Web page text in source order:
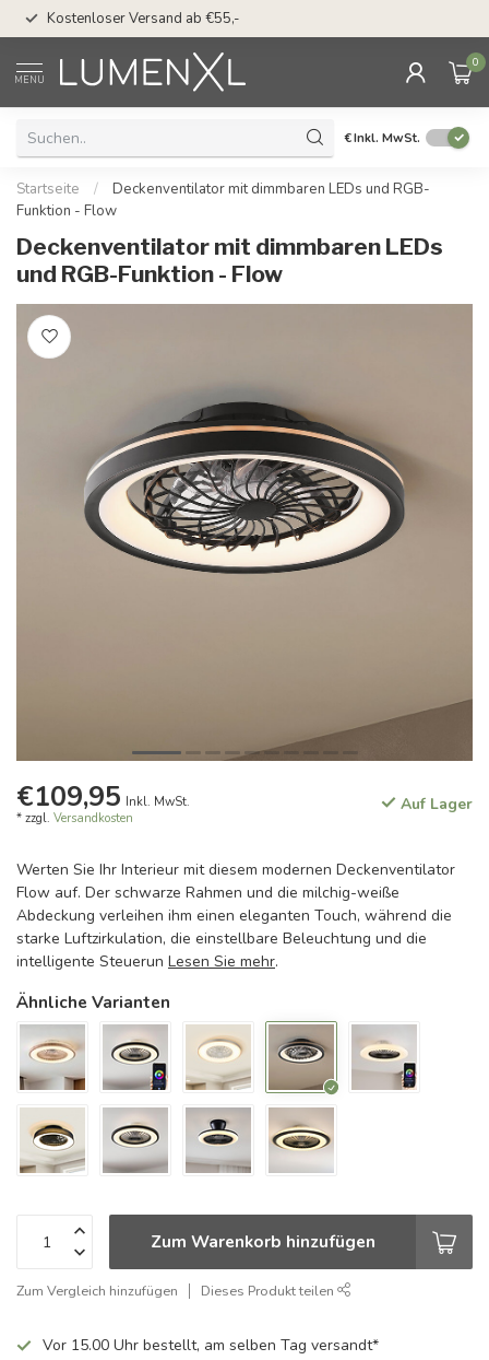
Kostenloser Versand ab €55,-
MENU
0
€Inkl. MwSt.
Startseite /
Deckenventilator mit dimmbaren LEDs und RGB-
Funktion - Flow
Deckenventilator mit dimmbaren LEDs
und RGB-Funktion - Flow
€109,95 Inkl. MwSt.
* zzgl. Versandkosten
Auf Lager
Werten Sie Ihr Interieur mit diesem modernen Deckenventilator
Flow auf. Der schwarze Rahmen und die milchig-weiße
Abdeckung verleihen ihm einen eleganten Touch, während die
starke Luftzirkulation, die einstellbare Beleuchtung und die
intelligente Steuerun Lesen Sie mehr.
Ähnliche Varianten
Zum Warenkorb hinzufügen
Zum Vergleich hinzufügen Dieses Produkt teilen
Vor 15.00 Uhr bestellt, am selben Tag versandt*